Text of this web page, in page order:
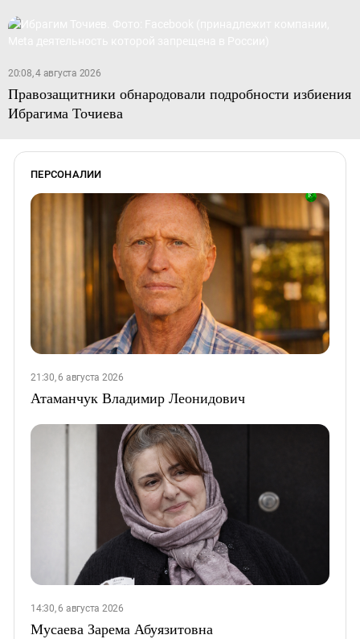
20:08, 4 августа 2026
Правозащитники обнародовали подробности избиения
Ибрагима Точиева
ПЕРСОНАЛИИ
21:30, 6 августа 2026
Атаманчук Владимир Леонидович
14:30, 6 августа 2026
Мусаева Зарема Абуязитовна